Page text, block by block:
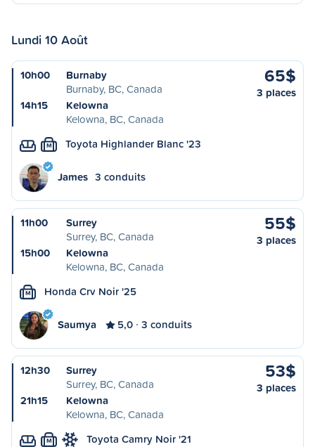
Lundi 10 Août
10h00
Burnaby
Burnaby, BC, Canada
14h15
Kelowna
Kelowna, BC, Canada
65$
3 places
M Toyota Highlander Blanc '23
James 3 conduits
11h00
Surrey
Surrey, BC, Canada
15h00
Kelowna
Kelowna, BC, Canada
55$
3 places
M Honda Crv Noir '25
Saumya 5,0 3 conduits
12h30
Surrey
Surrey, BC, Canada
21h15
Kelowna
Kelowna, BC, Canada
53$
3 places
M Toyota Camry Noir '21